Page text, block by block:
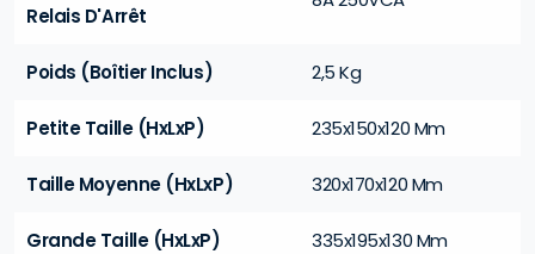
Relais D'Arrêt
Poids (Boîtier Inclus) 2,5 Kg
Petite Taille (HxLxP) 235x150x120 Mm
Taille Moyenne (HxLxP) 320x170x120 Mm
Grande Taille (HxLxP) 335x195x130 Mm